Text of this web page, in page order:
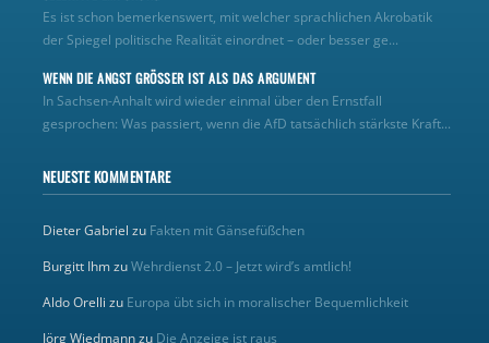
Es ist schon bemerkenswert, mit welcher sprachlichen Akrobatik
der Spiegel politische Realität einordnet – oder besser ge...
WENN DIE ANGST GRÖSSER IST ALS DAS ARGUMENT
In Sachsen-Anhalt wird wieder einmal über den Ernstfall
gesprochen: Was passiert, wenn die AfD tatsächlich stärkste Kraft...
NEUESTE KOMMENTARE
Dieter Gabriel zu Fakten mit Gänsefüßchen
Burgitt IhmzuWehrdienst 2.0 – Jetzt wird’s amtlich!
Aldo Orelli zu Europa übt sich in moralischer Bequemlichkeit
Jörg Wiedmannzu Die Anzeige ist raus